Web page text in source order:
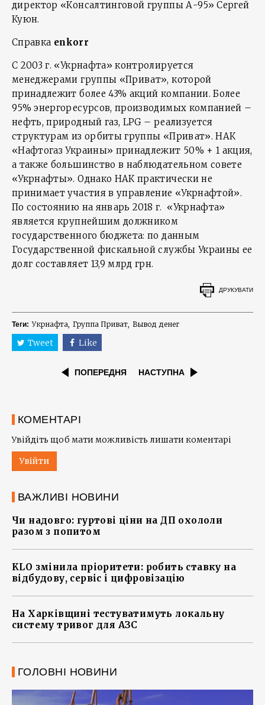
директор «Консалтинговой группы А-95» Сергей
Куюн.
Справка enkorr
С 2003 г. «Укрнафта» контролируется
менеджерами группы «Приват», которой
принадлежит более 43% акций компании. Более
95% энергоресурсов, производимых компанией –
нефть, природный газ, LPG – реализуется
структурам из орбиты группы «Приват». НАК
«Нафтогаз Украины» принадлежит 50% + 1 акция,
а также большинство в наблюдательном совете
«Укрнафты». Однако НАК практически не
принимает участия в управление «Укрнафтой».
По состоянию на январь 2018 г. «Укрнафта»
является крупнейшим должником
государственного бюджета: по данным
Государственной фискальной службы Украины ее
долг составляет 13,9 млрд грн.
ДРУКУВАТИ
Теги: Укрнафта Группа Приват Вывод денег
Tweet Like
ПОПЕРЕДНЯ НАСТУПНА
КОМЕНТАРІ
Увійдіть щоб мати можливість лишати коментарі
Увійти
ВАЖЛИВІ НОВИНИ
Чи надовго: гуртові ціни на ДП охололи
разом з попитом
KLO змінила пріоритети: робить ставку на
відбудову, сервіс і цифровізацію
На Харківщині тестуватимуть локальну
систему тривог для АЗС
ГОЛОВНІ НОВИНИ